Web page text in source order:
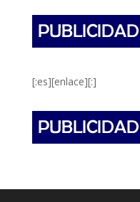
[:es][enlace][:]